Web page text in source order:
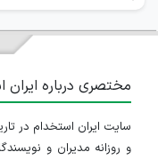
مختصری درباره ایران
و روزانه مدیران و